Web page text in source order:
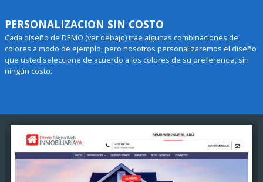
PERSONALIZACION SIN COSTO
Cada diseño de DEMO (ver debajo) trae algunas combinaciones de
colores a modo de ejemplo; pero nosotros personalizaremos el diseño
que usted seleccione de acuerdo a los colores de su preferencia, sin
ningún costo.